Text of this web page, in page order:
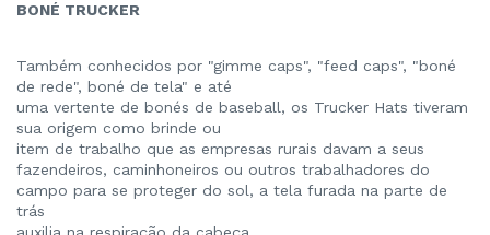
BONÉ TRUCKER
Também conhecidos por "gimme caps", "feed caps", "boné
de rede", boné de tela" e até
uma vertente de bonés de baseball, os Trucker Hats tiveram
sua origem como brinde ou
item de trabalho que as empresas rurais davam a seus
fazendeiros, caminhoneiros ou outros trabalhadores do
campo para se proteger do sol, a tela furada na parte de
trás